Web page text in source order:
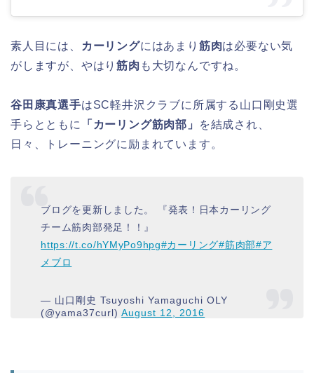
素人目には、 カーリングにはあまり 筋肉は必要ない気
がしますが、やはり筋肉 も大切なんですね。
谷田康真選手はSC軽井沢クラブに所属する山口剛史選
手らとともに
「カーリング筋肉部」
を結成され、
日々、トレーニングに励まれています。
ブログを更新しました。 『発表！日本カーリング
チーム筋肉部発足！！』
https://t.co/hYMyPo9hpg#カーリング#筋肉部#ア
メブロ
— 山口剛史 Tsuyoshi Yamaguchi OLY
(@yama37curl)August 12, 2016